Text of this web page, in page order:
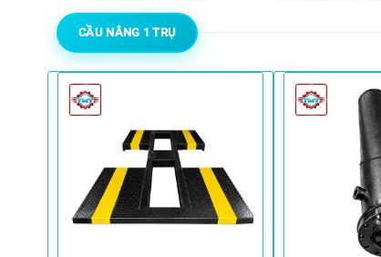
CẦU NÂNG 1 TRỤ